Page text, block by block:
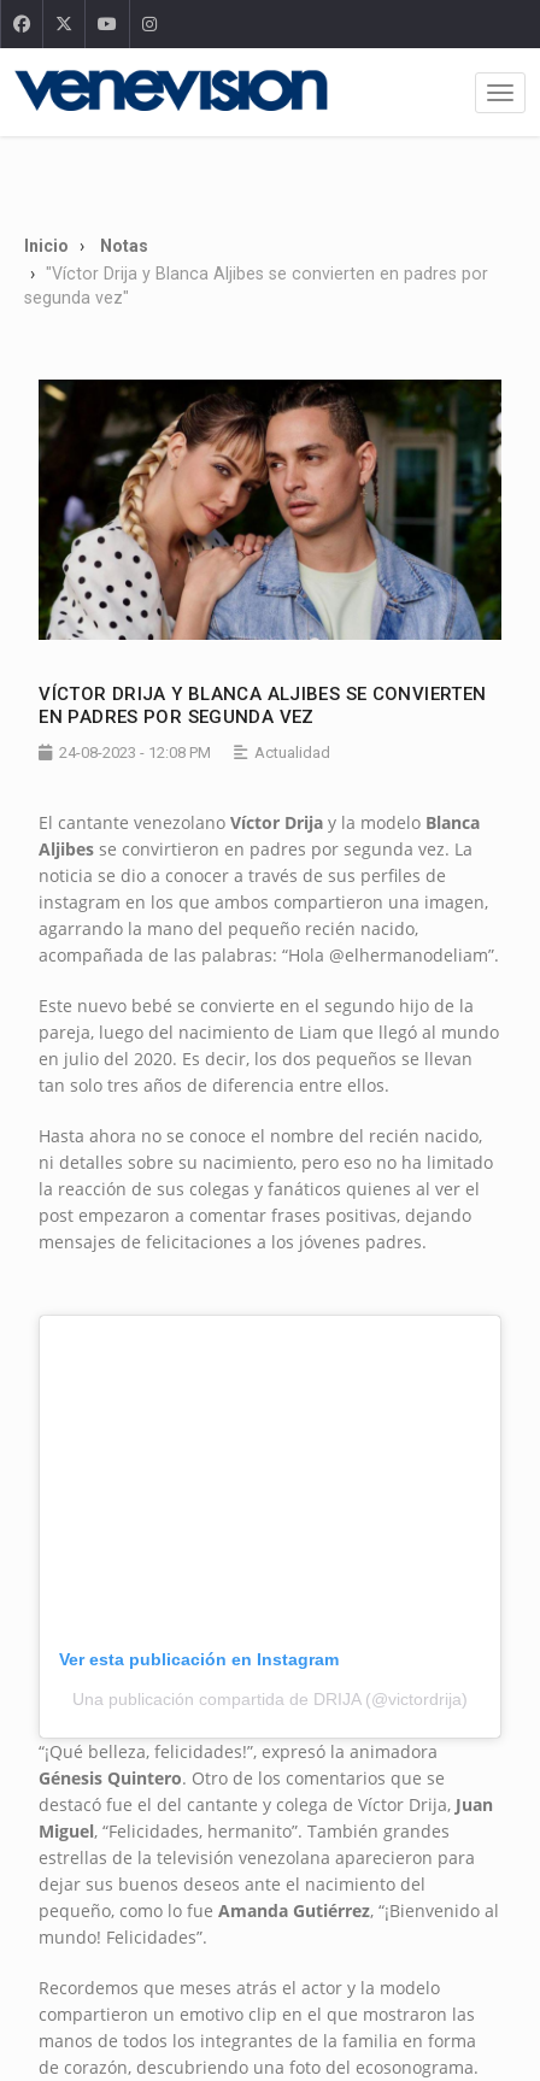
Inicio
Notas
"Víctor Drija y Blanca Aljibes se convierten en padres por
segunda vez"
VÍCTOR DRIJA Y BLANCA ALJIBES SE CONVIERTEN
EN PADRES POR SEGUNDA VEZ
24-08-2023 - 12:08 PM Actualidad
El cantante venezolanoVíctor Drija y la modelo Blanca
Aljibes se convirtieron en padres por segunda vez. La
noticia se dio a conocer a través de sus perfiles de
instagram en los que ambos compartieron una imagen,
agarrando la mano del pequeño recién nacido,
acompañada de las palabras: “Hola @elhermanodeliam”.
Este nuevo bebé se convierte en el segundo hijo de la
pareja, luego del nacimiento de Liam que llegó al mundo
en julio del 2020. Es decir, los dos pequeños se llevan
tan solo tres años de diferencia entre ellos.
Hasta ahora no se conoce el nombre del recién nacido,
ni detalles sobre su nacimiento, pero eso no ha limitado
la reacción de sus colegas y fanáticos quienes al ver el
post empezaron a comentar frases positivas, dejando
mensajes de felicitaciones a los jóvenes padres.
Ver esta publicación en Instagram
Una publicación compartida de DRIJA (@victordrija)
“¡Qué belleza, felicidades!”, expresó la animadora
Génesis Quintero. Otro de los comentarios que se
destacó fue el del cantante y colega de Víctor Drija, Juan
Miguel, “Felicidades, hermanito”. También grandes
estrellas de la televisión venezolana aparecieron para
dejar sus buenos deseos ante el nacimiento del
pequeño, como lo fueAmanda Gutiérrez, “¡Bienvenido al
mundo! Felicidades”.
Recordemos que meses atrás el actor y la modelo
compartieron un emotivo clip en el que mostraron las
manos de todos los integrantes de la familia en forma
de corazón, descubriendo una foto del ecosonograma.